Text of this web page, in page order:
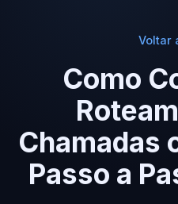
Voltar
Como
Chamadas
Passo a